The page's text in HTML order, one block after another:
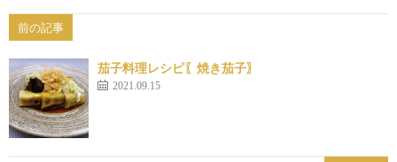
前の記事
茄子料理レシピ〖焼き茄子〗
2021.09.15